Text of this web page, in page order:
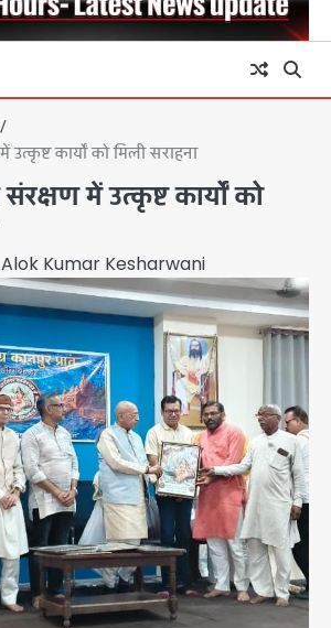
उत्कृष्ट कार्यों को मिली सराहना
संरक्षण में उत्कृष्ट कार्यों को
Alok Kumar Kesharwani